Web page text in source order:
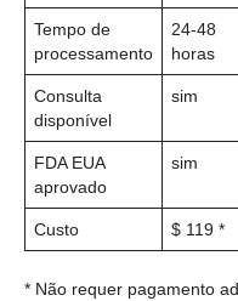
Tempo de
processamento
24-48
horas
Consulta
disponível
sim
FDA EUA
aprovado
sim
Custo $ 119 *
* Não requer pagamento